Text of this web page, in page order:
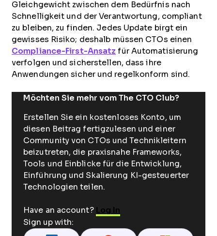
Gleichgewicht zwischen dem Bedürfnis nach
Schnelligkeit und der Verantwortung, compliant
zu bleiben, zu finden. Jedes Update birgt ein
gewisses Risiko; deshalb müssen CTOs einen
Compliance-First-Ansatz für Automatisierung
verfolgen und sicherstellen, dass ihre
Anwendungen sicher und regelkonform sind.
Möchten Sie mehr vom The CTO Club?
Erstellen Sie ein kostenloses Konto, um
diesen Beitrag fertigzulesen und einer
Community von CTOs und Technikleitern
beizutreten, die praxisnahe Frameworks,
Tools und Einblicke für die Entwicklung,
Einführung und Skalierung KI-gesteuerter
Technologien teilen.
Have an account? Log In
Sign up with: